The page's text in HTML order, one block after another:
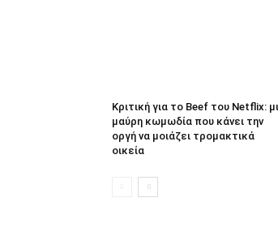
Κριτική για το Beef του Netflix:
μαύρη κωμωδία που κάνει την
οργή να μοιάζει τρομακτικά
οικεία